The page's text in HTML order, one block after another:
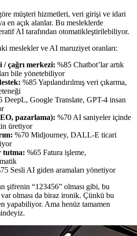
müşteri hizmetleri, veri girişi ve idari
en açık alanlar. Bu mesleklerde
AI tarafından otomatikleştirilebiliyor.
meslekler ve AI maruziyet oranları:
çağrı merkezi: %85 Chatbot’lar artık
bile yönetebiliyor
%85 Yapılandırılmış veri çıkarma,
DeepL, Google Translate, GPT-4 insan
pazarlama): %70 AI saniyeler içinde
üretiyor
%70 Midjourney, DALL-E ticari
tutma: %65 Fatura işleme,
Sesli AI giden aramaları yönetiyor
şifrenin “123456” olması gibi, bu
olması da biraz ironik. Çünkü bu
yapabiliyor. Ama henüz tamamen